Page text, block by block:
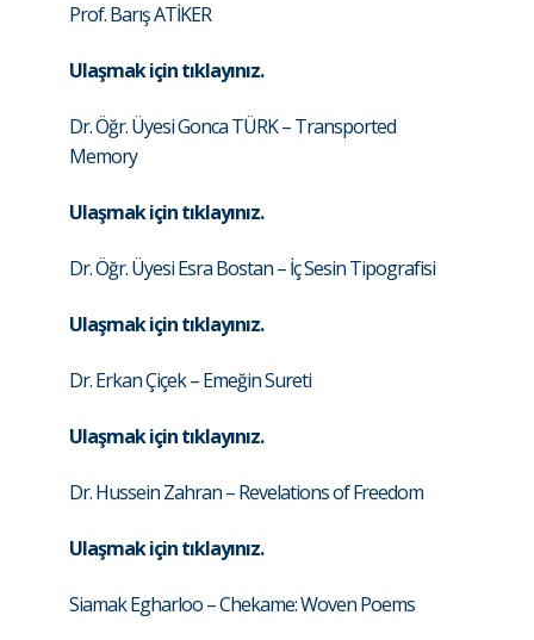
Prof. Barış ATİKER
Ulaşmak için tıklayınız.
Dr. Öğr. Üyesi Gonca TÜRK – Transported
Memory
Ulaşmak için tıklayınız.
Dr. Öğr. Üyesi Esra Bostan – İç Sesin Tipografisi
Ulaşmak için tıklayınız.
Dr. Erkan Çiçek – Emeğin Sureti
Ulaşmak için tıklayınız.
Dr. Hussein Zahran – Revelations of Freedom
Ulaşmak için tıklayınız.
Siamak Egharloo – Chekame: Woven Poems